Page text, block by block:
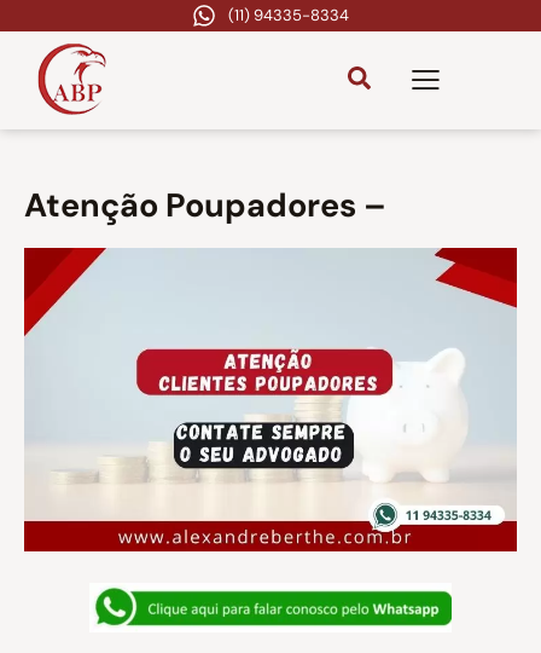
(11) 94335-8334
Atenção Poupadores –